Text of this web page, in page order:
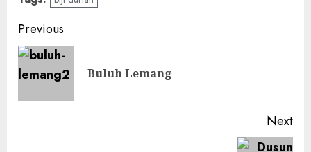
Post
navigation
Previous
Buluh Lemang
Next